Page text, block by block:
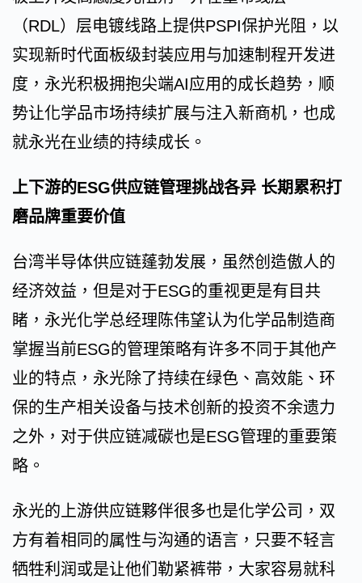
（RDL）层电镀线路上提供PSPI保护光阻，以
实现新时代面板级封装应用与加速制程开发进
度，永光积极拥抱尖端AI应用的成长趋势，顺
势让化学品市场持续扩展与注入新商机，也成
就永光在业绩的持续成长。
上下游的ESG供应链管理挑战各异 长期累积打
磨品牌重要价值
台湾半导体供应链蓬勃发展，虽然创造傲人的
经济效益，但是对于ESG的重视更是有目共
睹，永光化学总经理陈伟望认为化学品制造商
掌握当前ESG的管理策略有许多不同于其他产
业的特点，永光除了持续在绿色、高效能、环
保的生产相关设备与技术创新的投资不余遗力
之外，对于供应链减碳也是ESG管理的重要策
略。
永光的上游供应链夥伴很多也是化学公司，双
方有着相同的属性与沟通的语言，只要不轻言
牺牲利润或是让他们勒紧裤带，大家容易就科